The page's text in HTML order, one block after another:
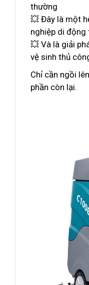
thường
💥 Đây là một
nghiệp di động
💥 Và là giải
vệ sinh thủ
Chỉ cần ngồi
phần còn lại.